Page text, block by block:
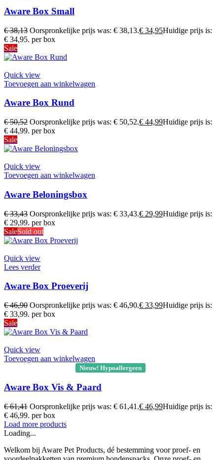
Aware Box Small
€38,13 Oorspronkelijke prijs was: € 38,13.€ 34,95Huidige prijs is:
€ 34,95. per box
Sale
Quick view
Toevoegen aan winkelwagen
Aware Box Rund
€50,52 Oorspronkelijke prijs was: € 50,52.€ 44,99Huidige prijs is:
€ 44,99. per box
Sale
Quick view
Toevoegen aan winkelwagen
Aware Beloningsbox
€33,43 Oorspronkelijke prijs was: € 33,43.€ 29,99Huidige prijs is:
€ 29,99. per box
SaleSold out
Quick view
Lees verder
Aware Box Proeverij
€46,90 Oorspronkelijke prijs was: € 46,90.€ 33,99Huidige prijs is:
€ 33,99. per box
Sale
Quick view
Toevoegen aan winkelwagen
Nieuw! Hypoallergeen
Aware Box Vis & Paard
€61,41 Oorspronkelijke prijs was: € 61,41.€ 46,99Huidige prijs is:
€ 46,99. per box
Load more products
Loading...
Welkom bij Aware Pet Products, dé bestemming voor proef- en